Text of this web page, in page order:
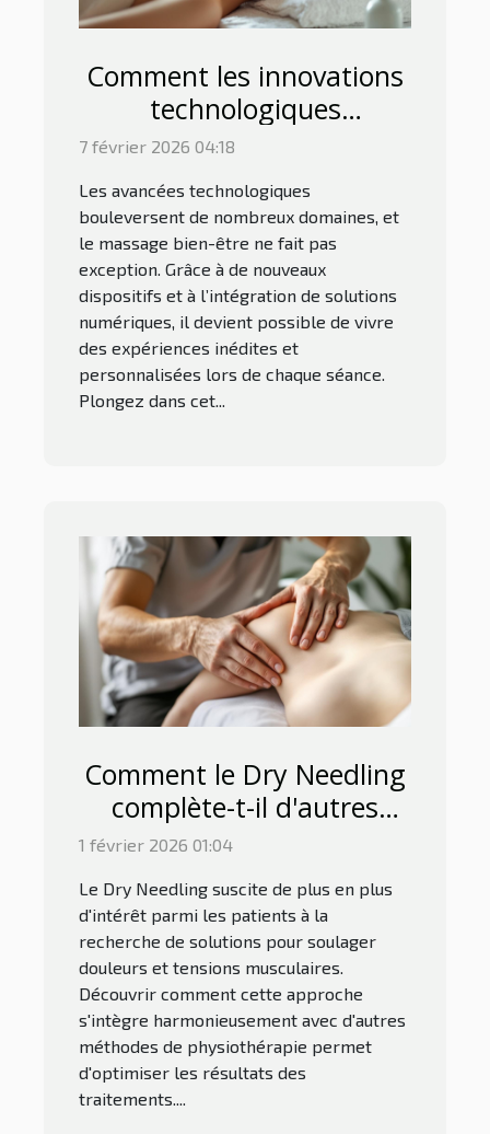
Comment les innovations
technologiques
transforment-elles le
massage bien-être ?
7 février 2026 04:18
Les avancées technologiques
bouleversent de nombreux domaines, et
le massage bien-être ne fait pas
exception. Grâce à de nouveaux
dispositifs et à l’intégration de solutions
numériques, il devient possible de vivre
des expériences inédites et
personnalisées lors de chaque séance.
Plongez dans cet...
Comment le Dry Needling
complète-t-il d'autres
thérapies
1 février 2026 01:04
Le Dry Needling suscite de plus en plus
d'intérêt parmi les patients à la
recherche de solutions pour soulager
douleurs et tensions musculaires.
Découvrir comment cette approche
s'intègre harmonieusement avec d'autres
méthodes de physiothérapie permet
d'optimiser les résultats des
traitements....